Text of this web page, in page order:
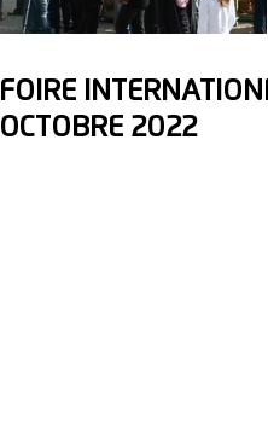
FOIRE
OCTOBRE 2022